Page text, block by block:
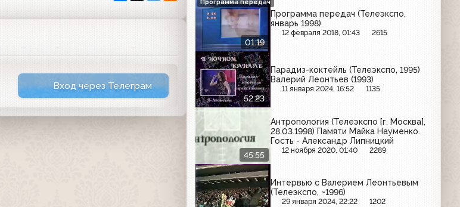
Вход через Телеграм
01:19
Программа передач (Телеэкспо,
январь 1998)
12 февраля 2018, 01:43 2615
Программа передач
52:23
Парадиз-коктейль (Телеэкспо, 1995)
Валерий Леонтьев (1993)
11 января 2024, 16:52 1135
45:55
Антропология (Телеэкспо [г. Москва],
28.03.1998) Памяти Майка Науменко.
Гость - Александр Липницкий
12 ноября 2020, 01:40 2289
Интервью с Валерием Леонтьевым
(Телеэкспо, ~1996)
29 января 2024, 22:22 1202